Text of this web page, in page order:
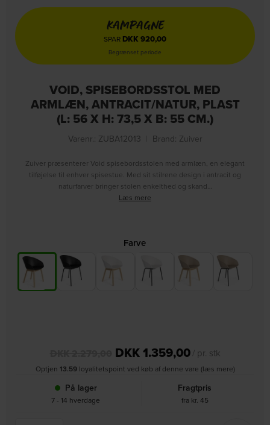
KAMPAGNE
SPAR DKK 920,00
Begrænset periode
VOID, SPISEBORDSSTOL MED
ARMLÆN, ANTRACIT/NATUR, PLAST
(L: 56 X H: 73,5 X B: 55 CM.)
Varenr.: ZUBA12013 Brand: Zuiver
Zuiver præsenterer Void spisebordsstolen med armlæn, en elegant
tilføjelse til enhver spisestue. Med sit stilrene design i antracit og
naturfarver bringer stolen enkelthed og skand…
Læs mere
Farve
DKK1.359,00/ pr. stk
Optjen 13.59loyalitetspoint ved køb af denne vare (læs mere)
På lager
7 - 14 hverdage
Fragtpris
fra kr. 45